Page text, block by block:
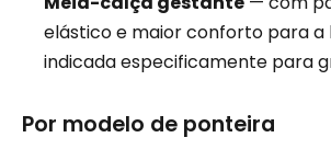
elástico e maior conforto para a
indicada especificamente para
Por modelo de ponteira